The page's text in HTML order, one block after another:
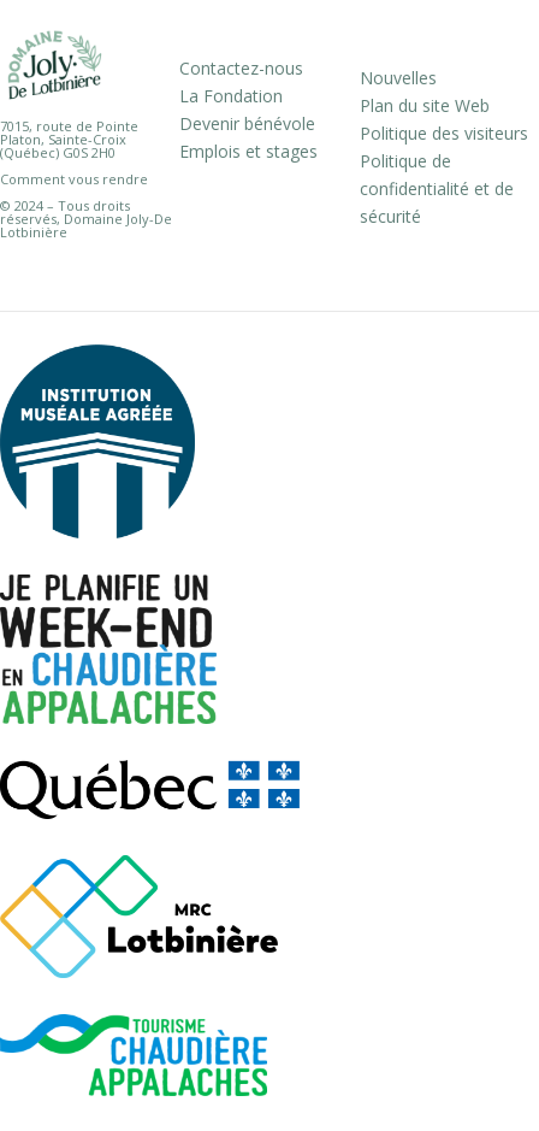
7015, route de Pointe
Platon, Sainte-Croix
(Québec) G0S 2H0
Comment vous rendre
© 2024 – Tous droits
réservés, Domaine Joly-De
Lotbinière
Contactez-nous
La Fondation
Devenir bénévole
Emplois et stages
Nouvelles
Plan du site Web
Politique des visiteurs
Politique de
confidentialité et de
sécurité